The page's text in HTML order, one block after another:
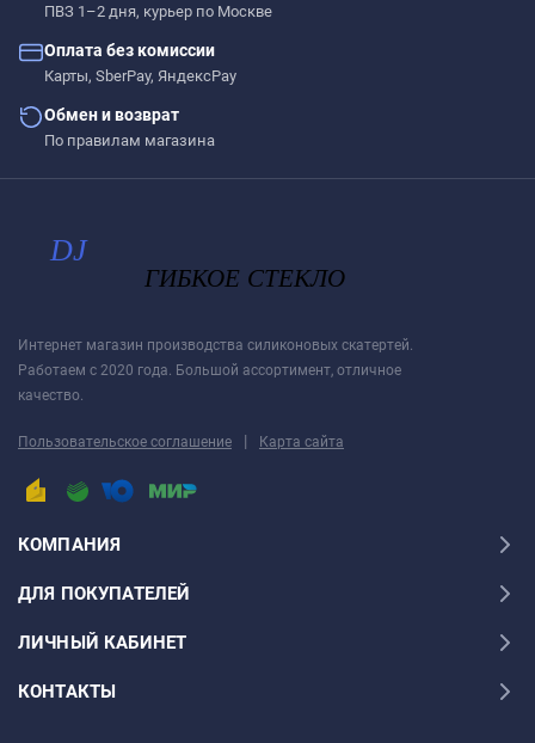
ПВЗ 1–2 дня, курьер по Москве
Оплата без комиссии
Карты, SberPay, ЯндексPay
Обмен и возврат
По правилам магазина
Интернет магазин производства силиконовых скатертей.
Работаем с 2020 года. Большой ассортимент, отличное
качество.
Пользовательское соглашение | Карта сайта
КОМПАНИЯ
ДЛЯ ПОКУПАТЕЛЕЙ
ЛИЧНЫЙ КАБИНЕТ
КОНТАКТЫ